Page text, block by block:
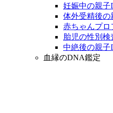
妊娠中の親子
体外受精後の
赤ちゃんプロ
胎児の性別検
中絶後の親子
血縁のDNA鑑定